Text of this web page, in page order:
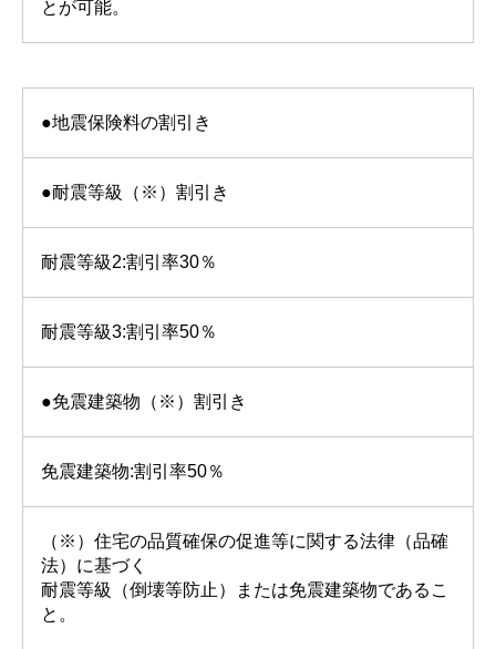
とが可能。
●地震保険料の割引き
●耐震等級（※）割引き
耐震等級2:割引率30％
耐震等級3:割引率50％
●免震建築物（※）割引き
免震建築物:割引率50％
（※）住宅の品質確保の促進等に関する法律（品確
法）に基づく
耐震等級（倒壊等防止）または免震建築物であるこ
と。